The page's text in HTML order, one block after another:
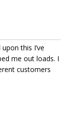
this I’ve
me out loads. I
customers